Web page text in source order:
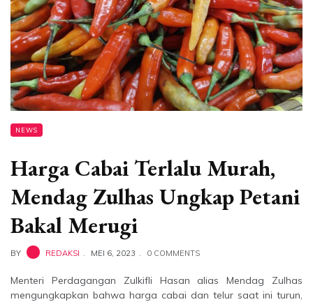
NEWS
Harga Cabai Terlalu Murah,
Mendag Zulhas Ungkap Petani
Bakal Merugi
BY REDAKSI MEI 6, 2023 0 COMMENTS
Menteri Perdagangan Zulkifli Hasan alias Mendag Zulhas
mengungkapkan bahwa harga cabai dan telur saat ini turun,